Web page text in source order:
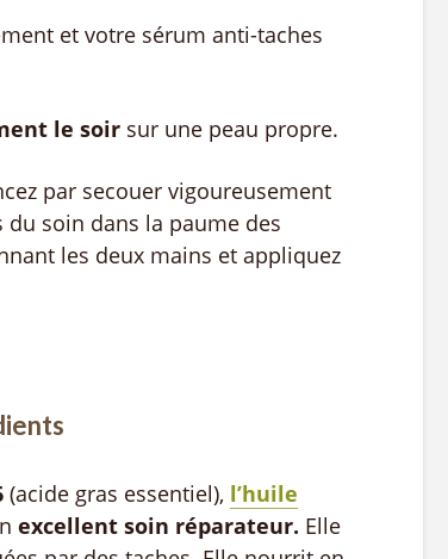
et votre sérum anti-taches
le soir sur une peau propre.
par secouer vigoureusement
du soin dans la paume des
les deux mains et appliquez
(acide gras essentiel), l’huile
excellent soin réparateur. Elle